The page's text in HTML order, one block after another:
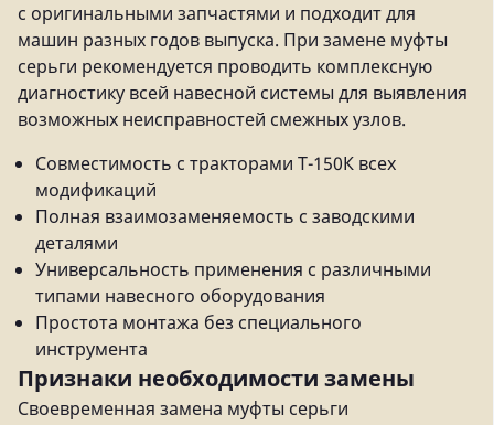
с оригинальными запчастями и подходит для
машин разных годов выпуска. При замене муфты
серьги рекомендуется проводить комплексную
диагностику всей навесной системы для выявления
возможных неисправностей смежных узлов.
Совместимость с тракторами Т-150К всех
модификаций
Полная взаимозаменяемость с заводскими
деталями
Универсальность применения с различными
типами навесного оборудования
Простота монтажа без специального
инструмента
Признаки необходимости замены
Своевременная замена муфты серьги